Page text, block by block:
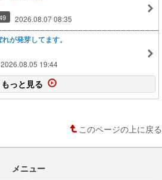
2026.08.07 08:35
が発芽してます。
2026.08.05 19:44
もっと見る
このページの上に戻る
メニュー